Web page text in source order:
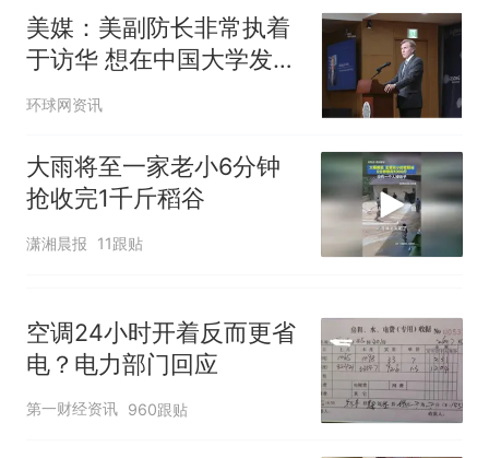
美媒：美副防长非常执着
于访华 想在中国大学发表
演讲
环球网资讯
大雨将至一家老小6分钟
抢收完1千斤稻谷
潇湘晨报 11跟贴
空调24小时开着反而更省
电？电力部门回应
第一财经资讯 960跟贴